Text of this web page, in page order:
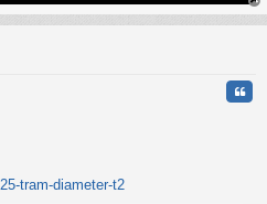
au
tram-diameter-t2